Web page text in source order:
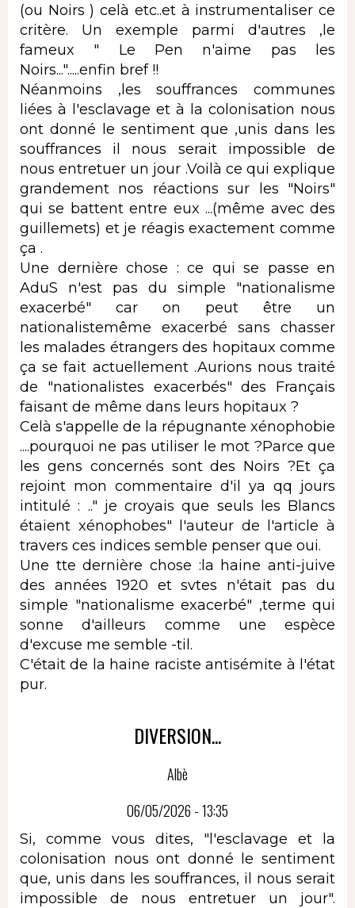
(ou Noirs ) celà etc..et à instrumentaliser ce
critère. Un exemple parmi d'autres ,le
fameux " Le Pen n'aime pas les
Noirs...".....enfin bref !!
Néanmoins ,les souffrances communes
liées à l'esclavage et à la colonisation nous
ont donné le sentiment que ,unis dans les
souffrances il nous serait impossible de
nous entretuer un jour .Voilà ce qui explique
grandement nos réactions sur les "Noirs"
qui se battent entre eux ...(même avec des
guillemets) et je réagis exactement comme
ça .
Une dernière chose : ce qui se passe en
AduS n'est pas du simple "nationalisme
exacerbé" car on peut être un
nationalistemême exacerbé sans chasser
les malades étrangers des hopitaux comme
ça se fait actuellement .Aurions nous traité
de "nationalistes exacerbés" des Français
faisant de même dans leurs hopitaux ?
Celà s'appelle de la répugnante xénophobie
....pourquoi ne pas utiliser le mot ?Parce que
les gens concernés sont des Noirs ?Et ça
rejoint mon commentaire d'il ya qq jours
intitulé : .." je croyais que seuls les Blancs
étaient xénophobes" l'auteur de l'article à
travers ces indices semble penser que oui.
Une tte dernière chose :la haine anti-juive
des années 1920 et svtes n'était pas du
simple "nationalisme exacerbé" ,terme qui
sonne d'ailleurs comme une espèce
d'excuse me semble -til.
C'était de la haine raciste antisémite à l'état
pur.
DIVERSION...
Albè
06/05/2026 - 13:35
Si, comme vous dites, "l'esclavage et la
colonisation nous ont donné le sentiment
que, unis dans les souffrances, il nous serait
impossible de nous entretuer un jour".